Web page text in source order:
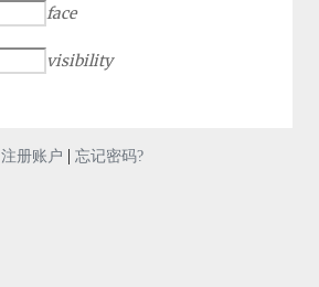
face
visibility
注册账户 | 忘记密码?